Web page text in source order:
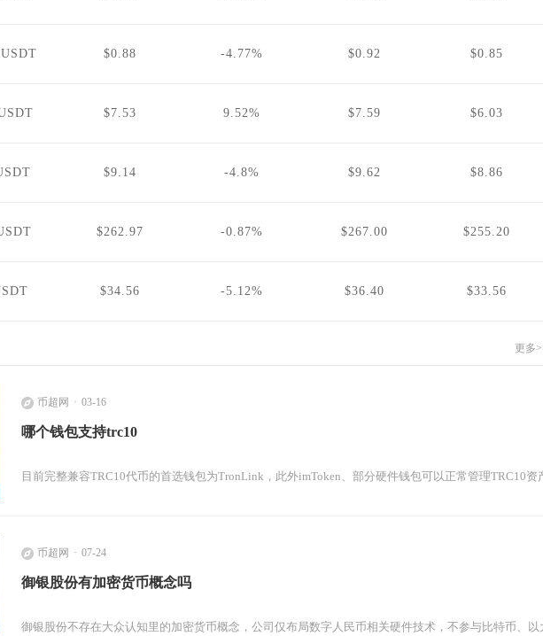
$0.88 -4.77% $0.92 $0.85
$7.53 9.52% $7.59 $6.03
$9.14 -4.8% $9.62 $8.86
$262.97 -0.87% $267.00 $255.20
$34.56 -5.12% $36.40 $33.56
更多
币超网 03-16
哪个钱包支持trc10
目前完整兼容TRC10代币的首选钱包为TronLink，此外imToken、部分硬件钱包可以正常管理TRC10资
币超网 07-24
御银股份有加密货币概念吗
御银股份不存在大众认知里的加密货币概念，公司仅布局数字人民币相关硬件技术，不参与比特币、以